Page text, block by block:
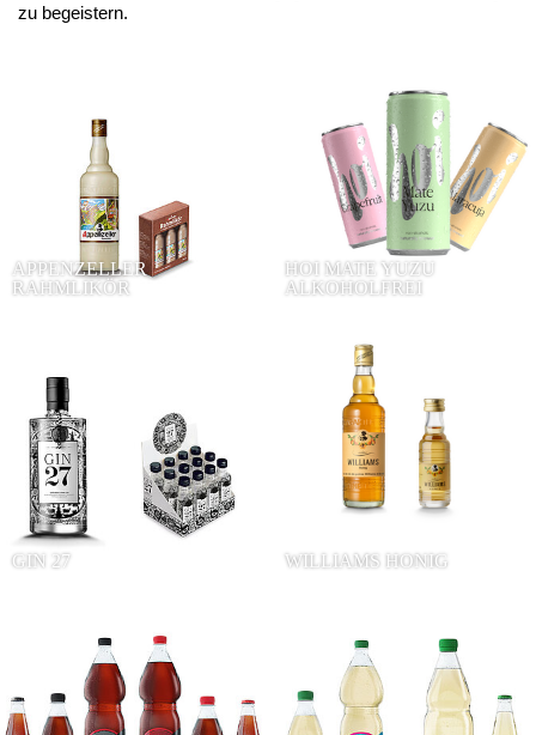
zu begeistern.
APPENZELLER
RAHMLIKÖR
HOI MATE YUZU
ALKOHOLFREI
GIN 27 WILLIAMS HONIG